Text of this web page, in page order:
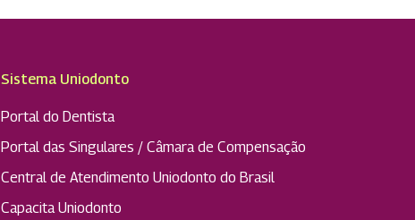
Sistema Uniodonto
Portal do Dentista
Portal das Singulares / Câmara de Compensação
Central de Atendimento Uniodonto do Brasil
Capacita Uniodonto